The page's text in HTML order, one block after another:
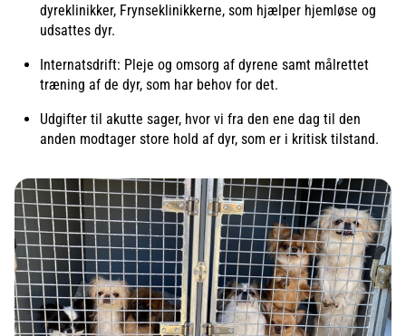
dyreklinikker, Frynseklinikkerne, som hjælper hjemløse og
udsattes dyr.
Internatsdrift: Pleje og omsorg af dyrene samt målrettet
træning af de dyr, som har behov for det.
Udgifter til akutte sager, hvor vi fra den ene dag til den
anden modtager store hold af dyr, som er i kritisk tilstand.